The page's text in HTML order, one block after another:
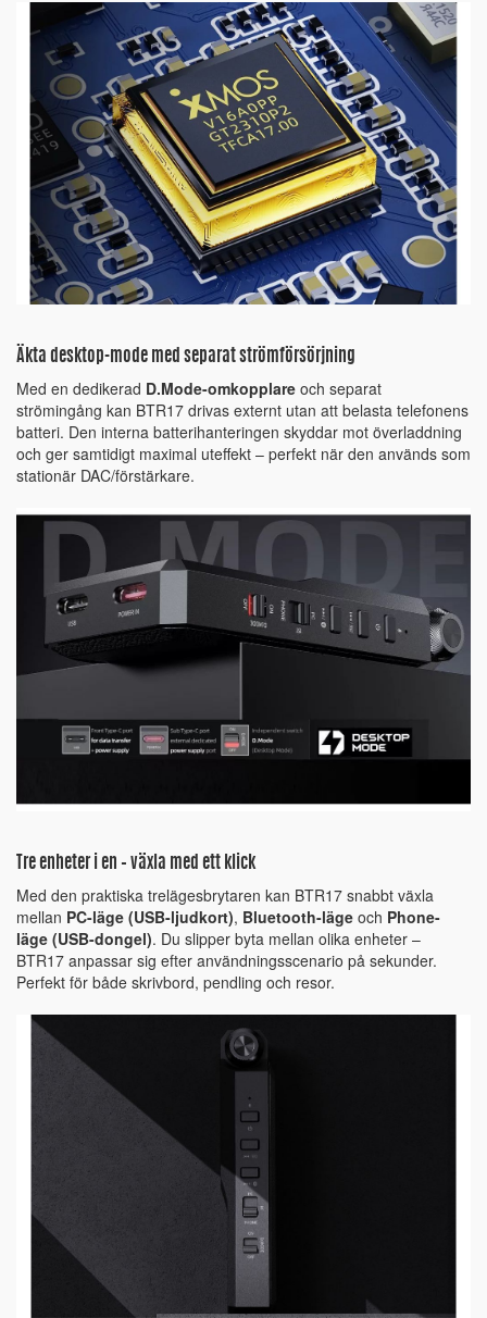
Äkta desktop-mode med separat strömförsörjning
Med en dedikerad D.Mode-omkopplare och separat
strömingång kan BTR17 drivas externt utan att belasta telefonens
batteri. Den interna batterihanteringen skyddar mot överladdning
och ger samtidigt maximal uteffekt – perfekt när den används som
stationär DAC/förstärkare.
Tre enheter i en – växla med ett klick
Med den praktiska trelägesbrytaren kan BTR17 snabbt växla
mellan PC-läge (USB-ljudkort), Bluetooth-läge och Phone-
läge (USB-dongel). Du slipper byta mellan olika enheter –
BTR17 anpassar sig efter användningsscenario på sekunder.
Perfekt för både skrivbord, pendling och resor.